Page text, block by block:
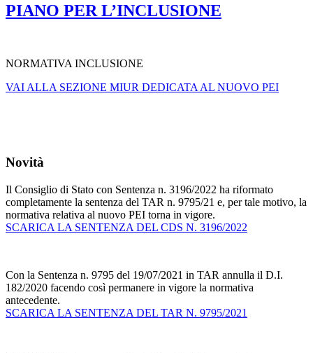
PIANO PER L’INCLUSIONE
NORMATIVA INCLUSIONE
VAI ALLA SEZIONE MIUR DEDICATA AL NUOVO PEI
Novità
Il Consiglio di Stato con Sentenza n. 3196/2022 ha riformato
completamente la sentenza del TAR n. 9795/21 e, per tale motivo, la
normativa relativa al nuovo PEI torna in vigore.
SCARICA LA SENTENZA DEL CDS N. 3196/2022
Con la Sentenza n. 9795 del 19/07/2021 in TAR annulla il D.I.
182/2020 facendo così permanere in vigore la normativa
antecedente.
SCARICA LA SENTENZA DEL TAR N. 9795/2021